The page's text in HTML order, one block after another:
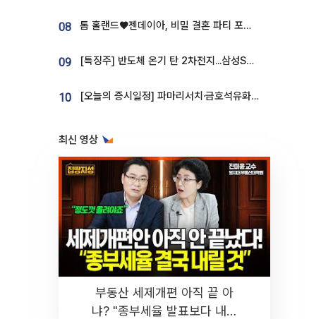
08 톰 홀랜드♥젠데이아, 비밀 결혼 파티 포착⋯호텔 대관비만 9억
09 [특징주] 반도체 온기 탄 2차전지...삼성SDI, 장 초반 7% 넘게 껑충
10 [오늘의 증시일정] 파마리서치·금호석유화학·코오롱인더·상상인증권 등
최신 영상
부동산 세제개편 아직 끝 아
냐? "종부세율 발표보다 내릴